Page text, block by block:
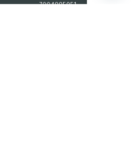
رقم السجل التجاري : 7004995051